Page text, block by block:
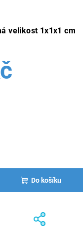
velikost 1x1x1 cm
Do košíku